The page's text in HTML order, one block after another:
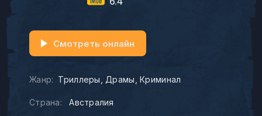
Жанр: Триллеры Драмы Криминал
Страна: Австралия
Смотреть онлайн